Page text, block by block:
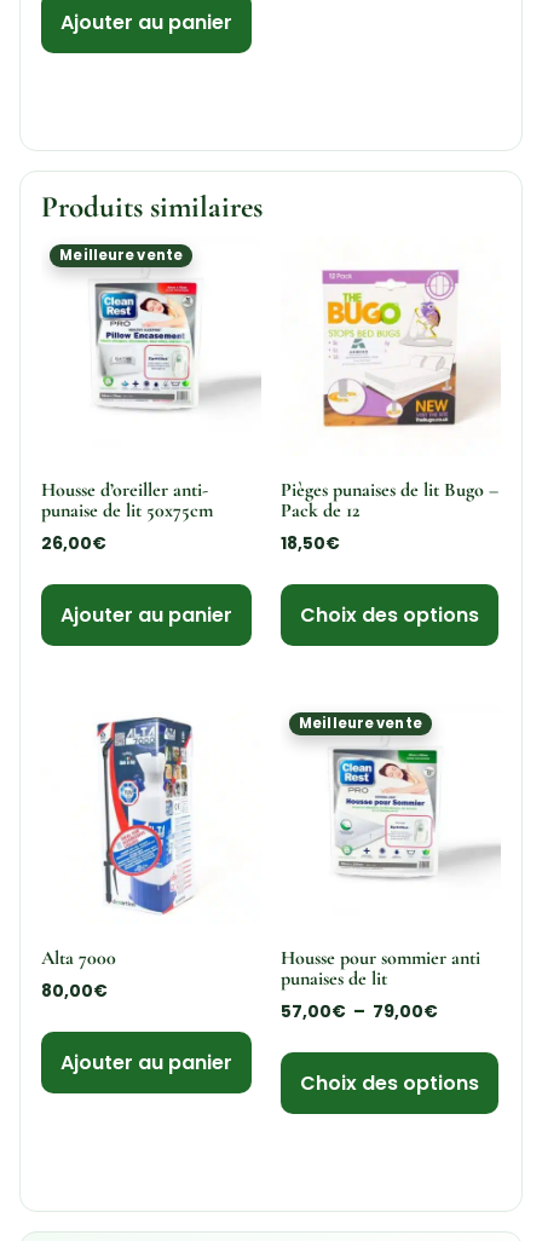
Ajouter au panier
Produits similaires
Meilleure vente
Housse d’oreiller anti-
punaise de lit 50x75cm
26,00€
Ajouter au panier
Pièges punaises de lit Bugo –
Pack de 12
18,50€
Choix des options
Alta 7000
80,00€
Ajouter au panier
Meilleure vente
Housse pour sommier anti
punaises de lit
57,00€ – 79,00€
Choix des options